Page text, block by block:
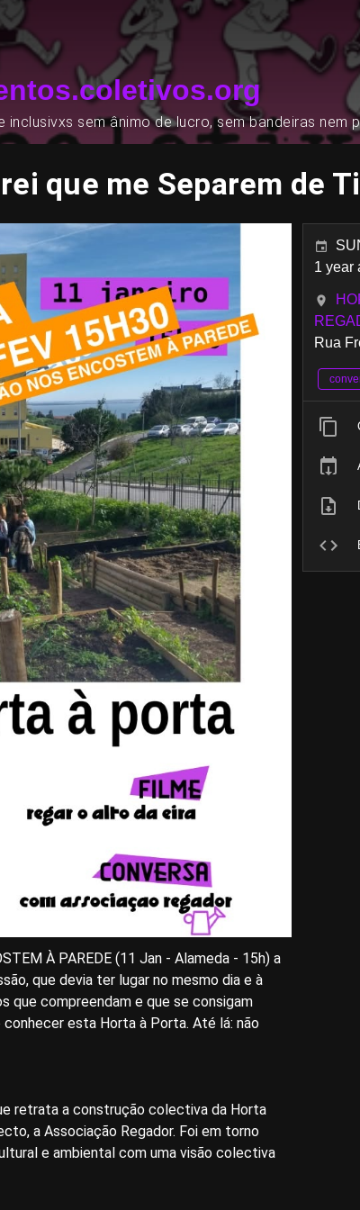
inclusivxs sem ânimo de lucro, sem bandeiras nem
que me Separem de Ti
À PAREDE (11 Jan - Alameda - 15h) a
que devia ter lugar no mesmo dia e à
que compreendam e que se consigam
conhecer esta Horta à Porta. Até lá: não
retrata a construção colectiva da Horta
a Associação Regador. Foi em torno
e ambiental com uma visão colectiva
1 year
Rua